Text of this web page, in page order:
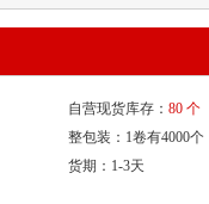
自营现货库存： 80 个
整包装：1卷有4000个
货期：1-3天